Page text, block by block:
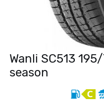
Wanli SC513
season